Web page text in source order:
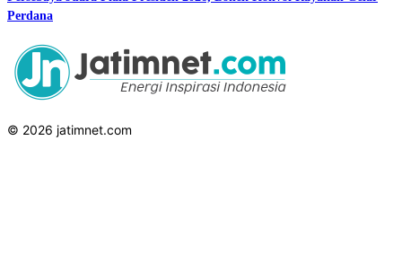
Perdana
© 2026 jatimnet.com